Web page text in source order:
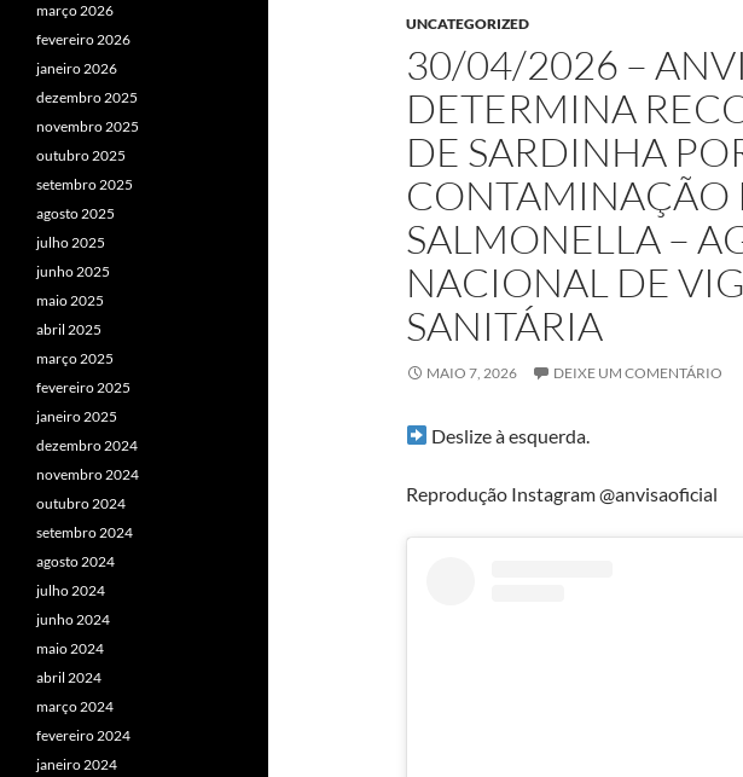
UNCATEGORIZED
30/04/2026 –
DETERMINA
DE SARDINHA
CONTAMINAÇÃO
SALMONELLA –
NACIONAL DE
SANITÁRIA
MAIO 7, 2026 DEIXE UM COMENTÁRIO
Deslize à esquerda.
Reprodução Instagram @anvisaoficial
março 2026
fevereiro 2026
janeiro 2026
dezembro 2025
novembro 2025
outubro 2025
setembro 2025
agosto 2025
julho 2025
junho 2025
maio 2025
abril 2025
março 2025
fevereiro 2025
janeiro 2025
dezembro 2024
novembro 2024
outubro 2024
setembro 2024
agosto 2024
julho 2024
junho 2024
maio 2024
abril 2024
março 2024
fevereiro 2024
janeiro 2024